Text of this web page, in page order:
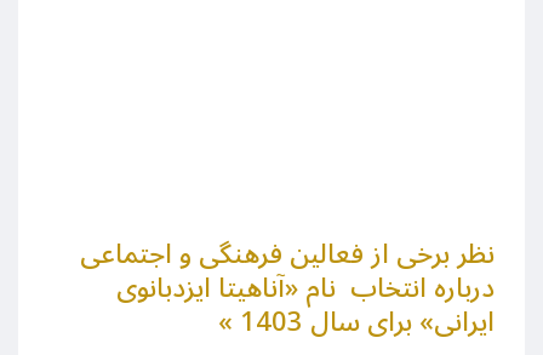
نظر برخی از فعالین فرهنگی و اجتماعی
درباره انتخاب نام «آناهیتا ایزدبانوی
ایرانی» برای سال 1403 »